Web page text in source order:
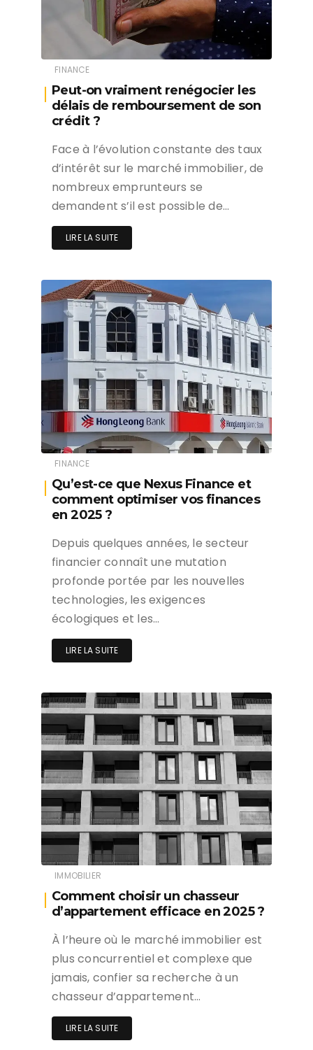
FINANCE
Peut-on vraiment renégocier les
délais de remboursement de son
crédit ?
Face à l’évolution constante des taux
d’intérêt sur le marché immobilier, de
nombreux emprunteurs se
demandent s’il est possible de…
LIRE LA SUITE
FINANCE
Qu’est-ce que Nexus Finance et
comment optimiser vos finances
en 2025 ?
Depuis quelques années, le secteur
financier connaît une mutation
profonde portée par les nouvelles
technologies, les exigences
écologiques et les…
LIRE LA SUITE
IMMOBILIER
Comment choisir un chasseur
d’appartement efficace en 2025 ?
À l’heure où le marché immobilier est
plus concurrentiel et complexe que
jamais, confier sa recherche à un
chasseur d’appartement…
LIRE LA SUITE